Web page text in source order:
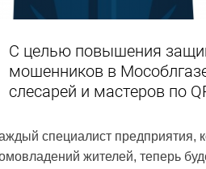
С целью повышения
мошенников в
слесарей и мастеров по
специалист предприятия,
жителей, теперь